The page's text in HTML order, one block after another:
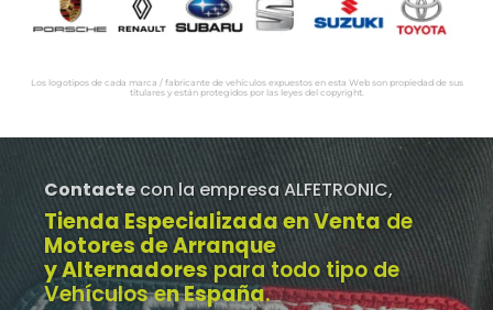
Los logotipos de cada marca / fabricante de vehículos expuestos en esta Web son propiedad de sus
titulares y están protegidos por las leyes del copyright.
Contacte con la empresa ALFETRONIC,
Tienda Especializada en Venta de
Motores de Arranque
y Alternadores para todo tipo de
Vehículos en España.